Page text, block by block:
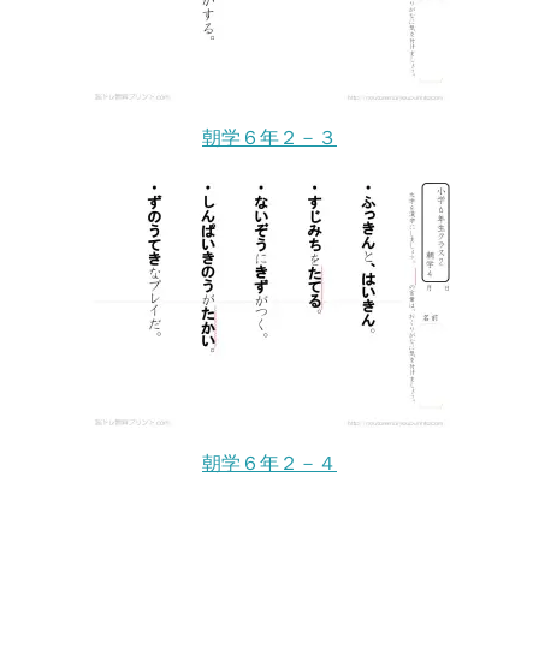
朝学６年２－３
朝学６年２－４